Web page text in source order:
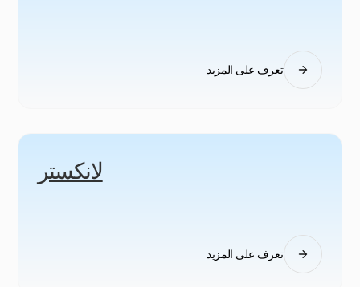
تعرف على المزيد
لانكستر
تعرف على المزيد